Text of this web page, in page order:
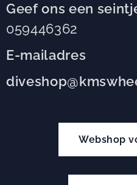
Geef ons een
059446362
E-mailadres
Webshop